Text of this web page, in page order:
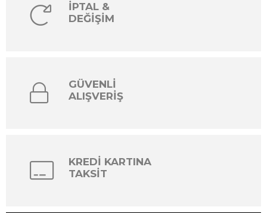
İPTAL &
DEĞİŞİM
GÜVENLİ
ALIŞVERİŞ
KREDİ KARTINA
TAKSİT